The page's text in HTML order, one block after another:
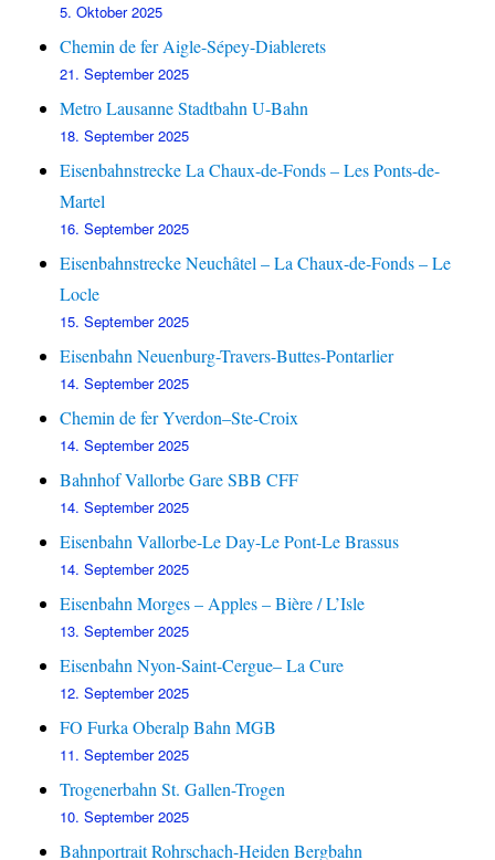
5. Oktober 2025
Chemin de fer Aigle-Sépey-Diablerets
21. September 2025
Metro Lausanne Stadtbahn U-Bahn
18. September 2025
Eisenbahnstrecke La Chaux-de-Fonds – Les Ponts-de-
Martel
16. September 2025
Eisenbahnstrecke Neuchâtel – La Chaux-de-Fonds – Le
Locle
15. September 2025
Eisenbahn Neuenburg-Travers-Buttes-Pontarlier
14. September 2025
Chemin de fer Yverdon–Ste-Croix
14. September 2025
Bahnhof Vallorbe Gare SBB CFF
14. September 2025
Eisenbahn Vallorbe-Le Day-Le Pont-Le Brassus
14. September 2025
Eisenbahn Morges – Apples – Bière / L’Isle
13. September 2025
Eisenbahn Nyon-Saint-Cergue– La Cure
12. September 2025
FO Furka Oberalp Bahn MGB
11. September 2025
Trogenerbahn St. Gallen-Trogen
10. September 2025
Bahnportrait Rohrschach-Heiden Bergbahn